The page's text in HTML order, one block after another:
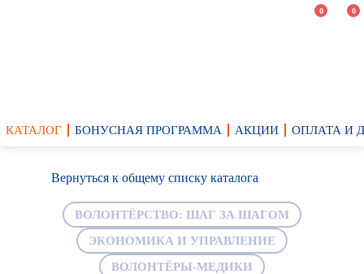
0 0
КАТАЛОГ БОНУСНАЯ ПРОГРАММА АКЦИИ ОПЛАТА И
Вернуться к общему списку каталога
ВОЛОНТЁРСТВО: ШАГ ЗА ШАГОМ
ЭКОНОМИКА И УПРАВЛЕНИЕ
ВОЛОНТЁРЫ-МЕДИКИ